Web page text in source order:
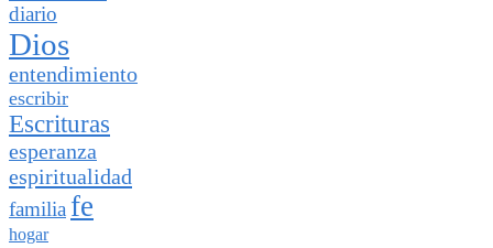
diario
Dios
entendimiento
escribir
Escrituras
esperanza
espiritualidad
familia fe
hogar